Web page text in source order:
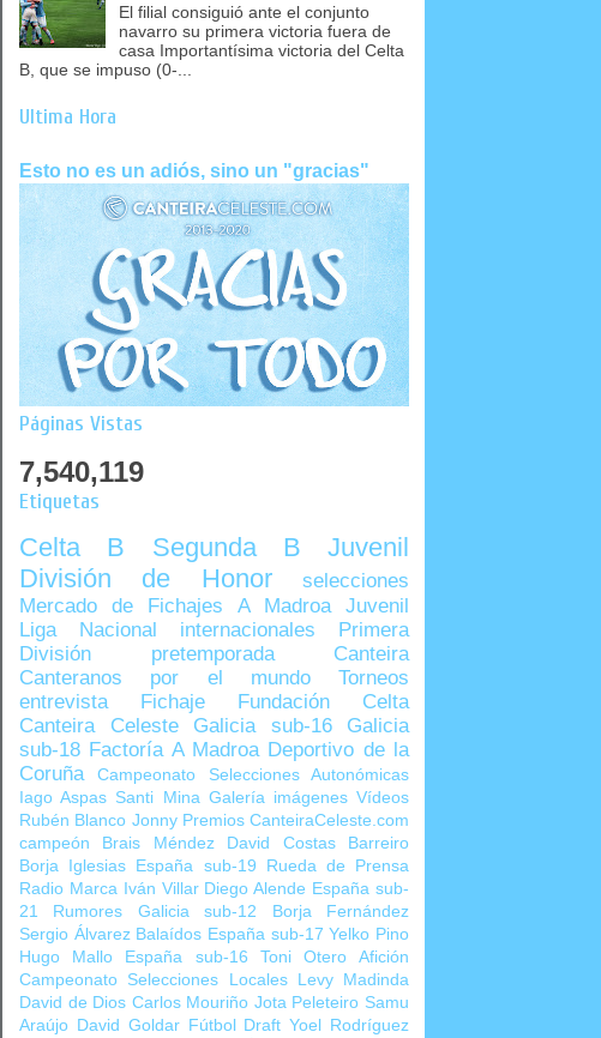
El filial consiguió ante el conjunto
navarro su primera victoria fuera de
casa Importantísima victoria del Celta
B, que se impuso (0-...
Última Hora
Esto no es un adiós, sino un "gracias"
Páginas Vistas
7,540,119
Etiquetas
Celta B Segunda B
Juvenil
División de Honor
selecciones
Mercado de Fichajes
A Madroa
Juvenil
Liga Nacional
internacionales
Primera
División
pretemporada
Canteira
Canteranos por el mundo
Torneos
entrevista
Fichaje
Fundación Celta
Canteira Celeste
Galicia sub-16
Galicia
sub-18 Factoría A Madroa Deportivo de la
Coruña
Campeonato Selecciones Autonómicas
Iago Aspas Santi Mina Galería imágenes Vídeos
Rubén Blanco Jonny Premios CanteiraCeleste.com
campeón
Brais Méndez David Costas
Barreiro
Borja Iglesias
España sub-19
Rueda de Prensa
Radio Marca
Iván Villar Diego Alende España sub-
21
Rumores Galicia sub-12
Borja Fernández
Sergio Álvarez Balaídos España sub-17 Yelko Pino
Hugo Mallo
España sub-16 Toni Otero
Afición
Campeonato Selecciones Locales
Levy Madinda
David de Dios Carlos Mouriño Jota Peleteiro Samu
Araújo David Goldar Fútbol Draft Yoel Rodríguez